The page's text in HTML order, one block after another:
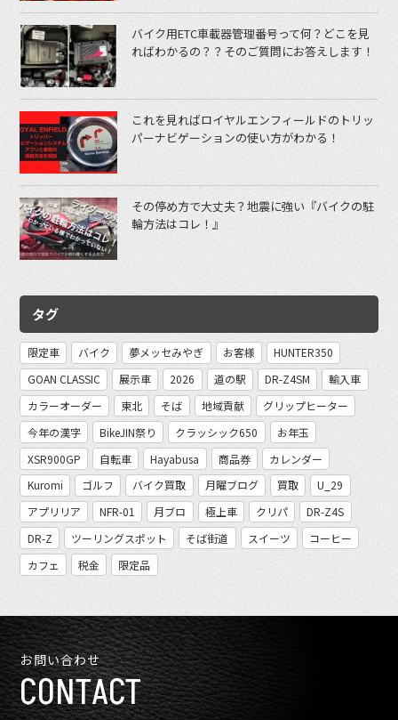
バイク用ETC車載器管理番号って何？どこを見
ればわかるの？？そのご質問にお答えします！
これを見ればロイヤルエンフィールドのトリッ
パーナビゲーションの使い方がわかる！
その停め方で大丈夫？地震に強い『バイクの駐
輪方法はコレ！』
タグ
限定車 バイク 夢メッセみやぎ お客様
HUNTER350
GOAN CLASSIC
展示車 2026 道の駅 DR-Z4SM
輸入車
カラーオーダー
東北 そば 地域貢献
グリップヒーター
今年の漢字
BikeJIN祭り クラッシック650
お年玉
XSR900GP
自転車 Hayabusa 商品券
カレンダー
Kuromi
ゴルフ バイク買取 月曜ブログ 買取
U_29
アプリリア
NFR-01 月ブロ 極上車 クリパ
DR-Z4S
DR-Z
ツーリングスポット そば街道 スイーツ
コーヒー
カフェ
税金 限定品
お問い合わせ
CONTACT